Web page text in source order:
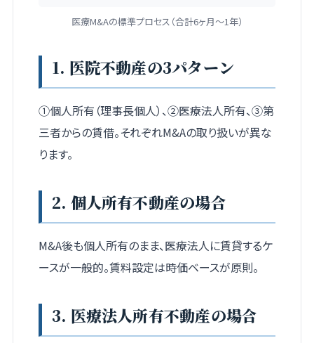
医療M&Aの標準プロセス（合計6ヶ月〜1年）
1. 医院不動産の3パターン
①個人所有（理事長個人）、②医療法人所有、③第
三者からの賃借。それぞれM&Aの取り扱いが異な
ります。
2. 個人所有不動産の場合
M&A後も個人所有のまま、医療法人に賃貸するケ
ースが一般的。賃料設定は時価ベースが原則。
3. 医療法人所有不動産の場合